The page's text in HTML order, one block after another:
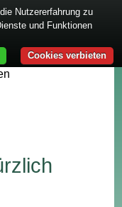
Nutzererfahrung zu
und Funktionen
Cookies verbieten